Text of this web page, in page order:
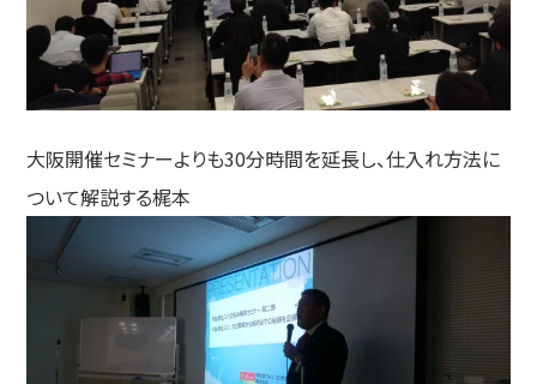
大阪開催セミナーよりも30分時間を延長し、仕入れ方法に
ついて解説する梶本